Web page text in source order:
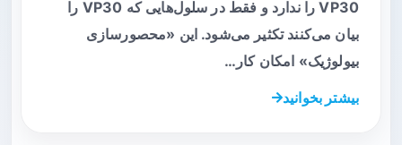
VP30 را ندارد و فقط در سلول‌هایی که VP30 را
بیان می‌کنند تکثیر می‌شود. این «محصورسازی
بیولوژیک» امکان کار…
بیشتر بخوانید